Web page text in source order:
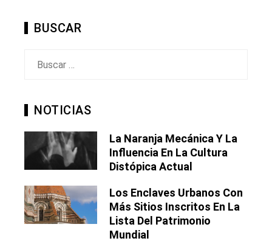
BUSCAR
NOTICIAS
La Naranja Mecánica Y La
Influencia En La Cultura
Distópica Actual
Los Enclaves Urbanos Con
Más Sitios Inscritos En La
Lista Del Patrimonio
Mundial